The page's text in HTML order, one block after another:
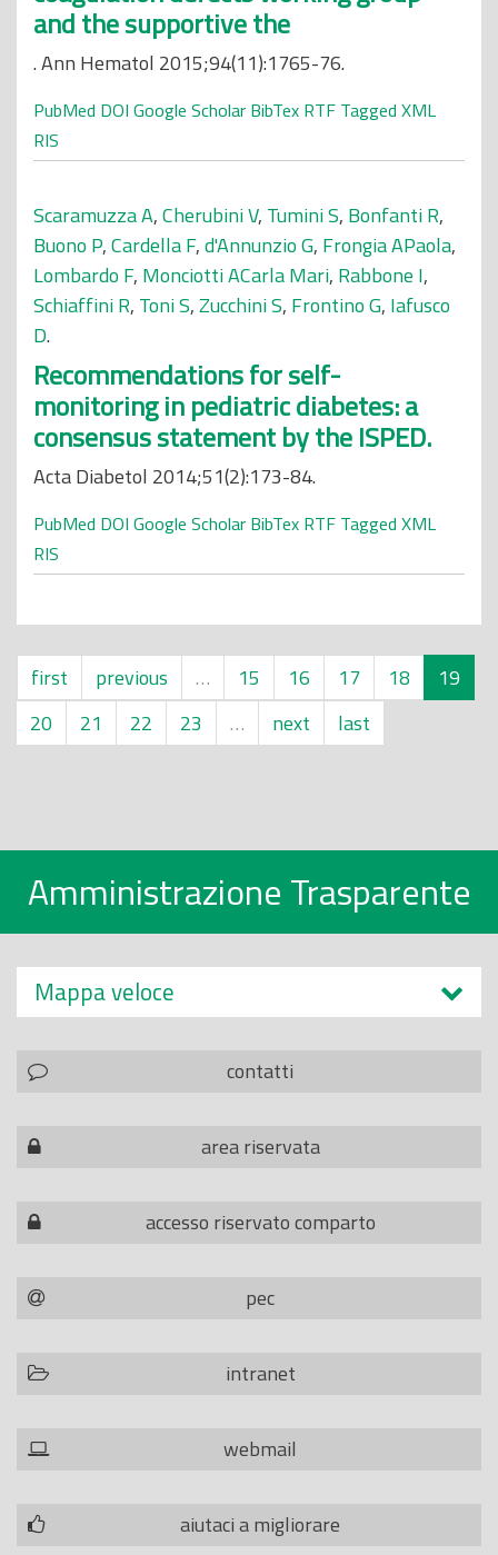
and the supportive the
. Ann Hematol 2015;94(11):1765-76.
PubMed DOI Google Scholar BibTex RTF Tagged XML
RIS
Scaramuzza A,Cherubini V, Tumini S, Bonfanti R,
Buono P,Cardella F,d'Annunzio G, Frongia APaola,
Lombardo F, Monciotti ACarla Mari, Rabbone I,
Schiaffini R, Toni S,Zucchini S, Frontino G, Iafusco
D.
Recommendations for self-
monitoring in pediatric diabetes: a
consensus statement by the ISPED.
Acta Diabetol 2014;51(2):173-84.
PubMed DOI Google Scholar BibTex RTF Tagged XML
RIS
first previous … 15 16 17 18
19
20
21 22 23 … next last
Amministrazione Trasparente
Mappa veloce
contatti
area riservata
accesso riservato comparto
pec
intranet
webmail
aiutaci a migliorare